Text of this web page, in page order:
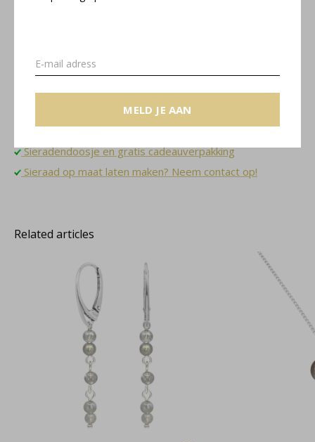
MELD JE AAN
Nina collectie
Gratis verzending binnen NL
Sieradendoosje en gratis cadeauverpakking
Sieraad op maat laten maken? Neem contact op!
Related articles